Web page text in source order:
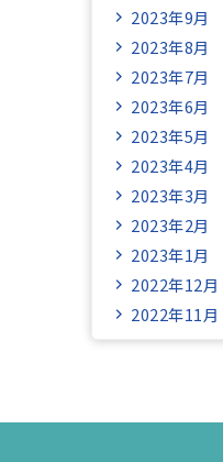
2023年9月
2023年8月
2023年7月
2023年6月
2023年5月
2023年4月
2023年3月
2023年2月
2023年1月
2022年12月
2022年11月